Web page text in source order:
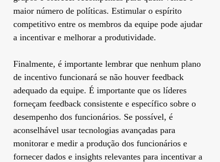
maior número de políticas. Estimular o espírito
competitivo entre os membros da equipe pode ajudar
a incentivar e melhorar a produtividade.
Finalmente, é importante lembrar que nenhum plano
de incentivo funcionará se não houver feedback
adequado da equipe. É importante que os líderes
forneçam feedback consistente e específico sobre o
desempenho dos funcionários. Se possível, é
aconselhável usar tecnologias avançadas para
monitorar e medir a produção dos funcionários e
fornecer dados e insights relevantes para incentivar a